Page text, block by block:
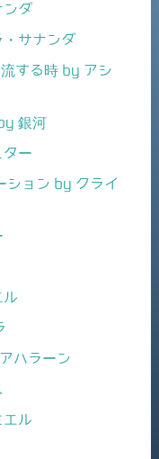
ンダ
・サナンダ
する時 by アシ
銀河
ー
ション by クライ
ル
ハラーン
ル